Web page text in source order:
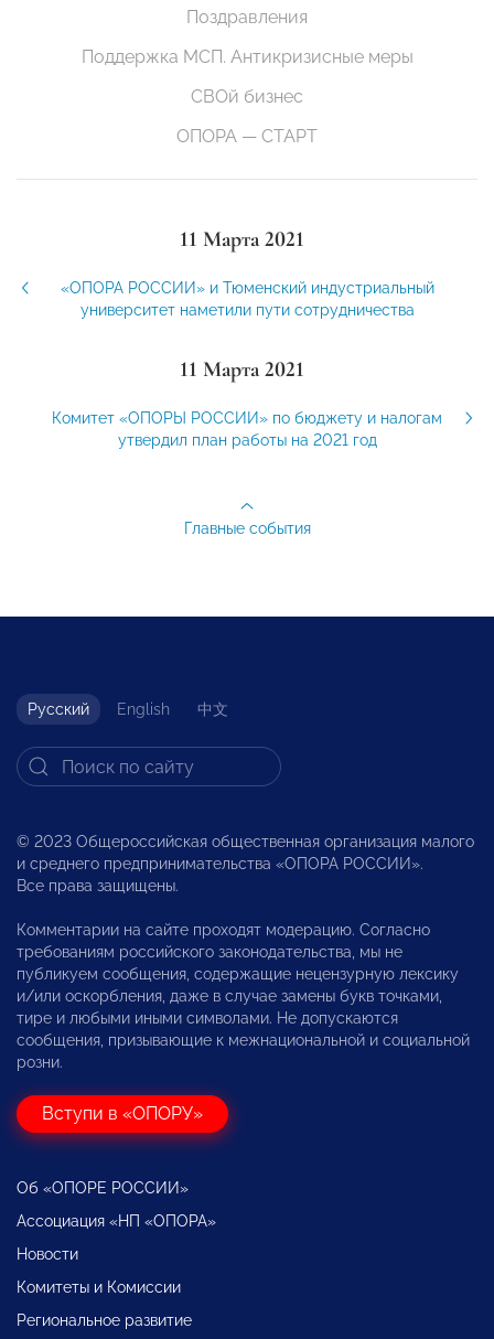
Поздравления
Поддержка МСП. Антикризисные меры
СВОй бизнес
ОПОРА — СТАРТ
11 Марта 2021
«ОПОРА РОССИИ» и Тюменский индустриальный
университет наметили пути сотрудничества
11 Марта 2021
Комитет «ОПОРЫ РОССИИ» по бюджету и налогам
утвердил план работы на 2021 год
Главные события
Русский English 中文
© 2023 Общероссийская общественная организация малого
и среднего предпринимательства «ОПОРА РОССИИ».
Все права защищены.
Комментарии на сайте проходят модерацию. Согласно
требованиям российского законодательства, мы не
публикуем сообщения, содержащие нецензурную лексику
и/или оскорбления, даже в случае замены букв точками,
тире и любыми иными символами. Не допускаются
сообщения, призывающие к межнациональной и социальной
розни.
Вступи в «ОПОРУ»
Об «ОПОРЕ РОССИИ»
Ассоциация «НП «ОПОРА»
Новости
Комитеты и Комиссии
Региональное развитие